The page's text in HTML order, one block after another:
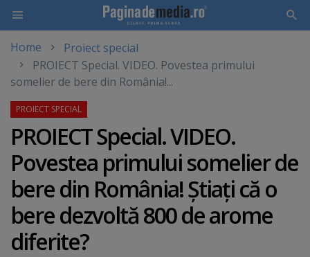
main
content
Home
Proiect special
PROIECT Special. VIDEO. Povestea primului
somelier de bere din România!...
PROIECT Special. VIDEO.
Povestea primului somelier de
bere din România! Ştiaţi că o
bere dezvoltă 800 de arome
diferite?